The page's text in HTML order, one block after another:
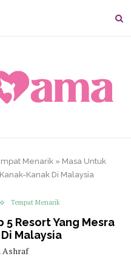
Menarik » Masa Untuk
Kanak Di Malaysia
Tempat Menarik
5 Resort Yang Mesra
Malaysia
Ashraf